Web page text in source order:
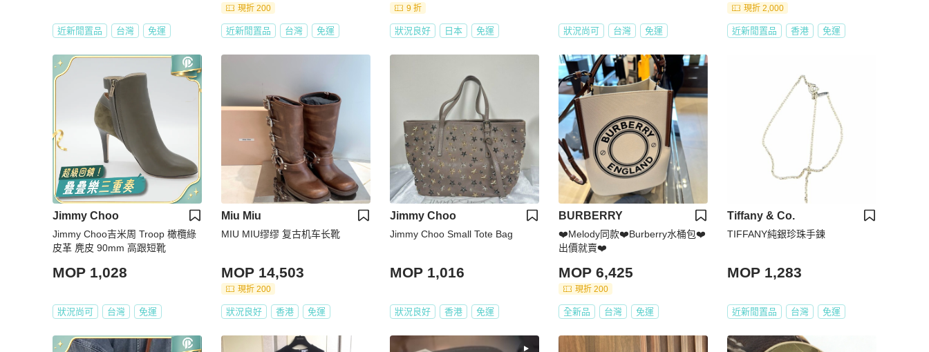
近新閒置品 台灣 免運
現折 200
近新閒置品 台灣 免運
9 折
狀況良好 日本 免運 狀況尚可 台灣 免運
現折 2,000
近新閒置品 香港 免運
Jimmy Choo
Jimmy Choo吉米周 Troop 橄欖綠
皮革 麂皮 90mm 高跟短靴
MOP 1,028
狀況尚可 台灣 免運
Miu Miu
MIU MIU缪缪 复古机车长靴
MOP 14,503
現折 200
狀況良好 香港 免運
Jimmy Choo
Jimmy Choo Small Tote Bag
MOP 1,016
狀況良好 香港 免運
BURBERRY
❤️Melody同款❤️Burberry水桶包❤️
出價就賣❤️
MOP 6,425
現折 200
全新品 台灣 免運
Tiffany & Co.
TIFFANY純銀珍珠手鍊
MOP 1,283
近新閒置品 台灣 免運